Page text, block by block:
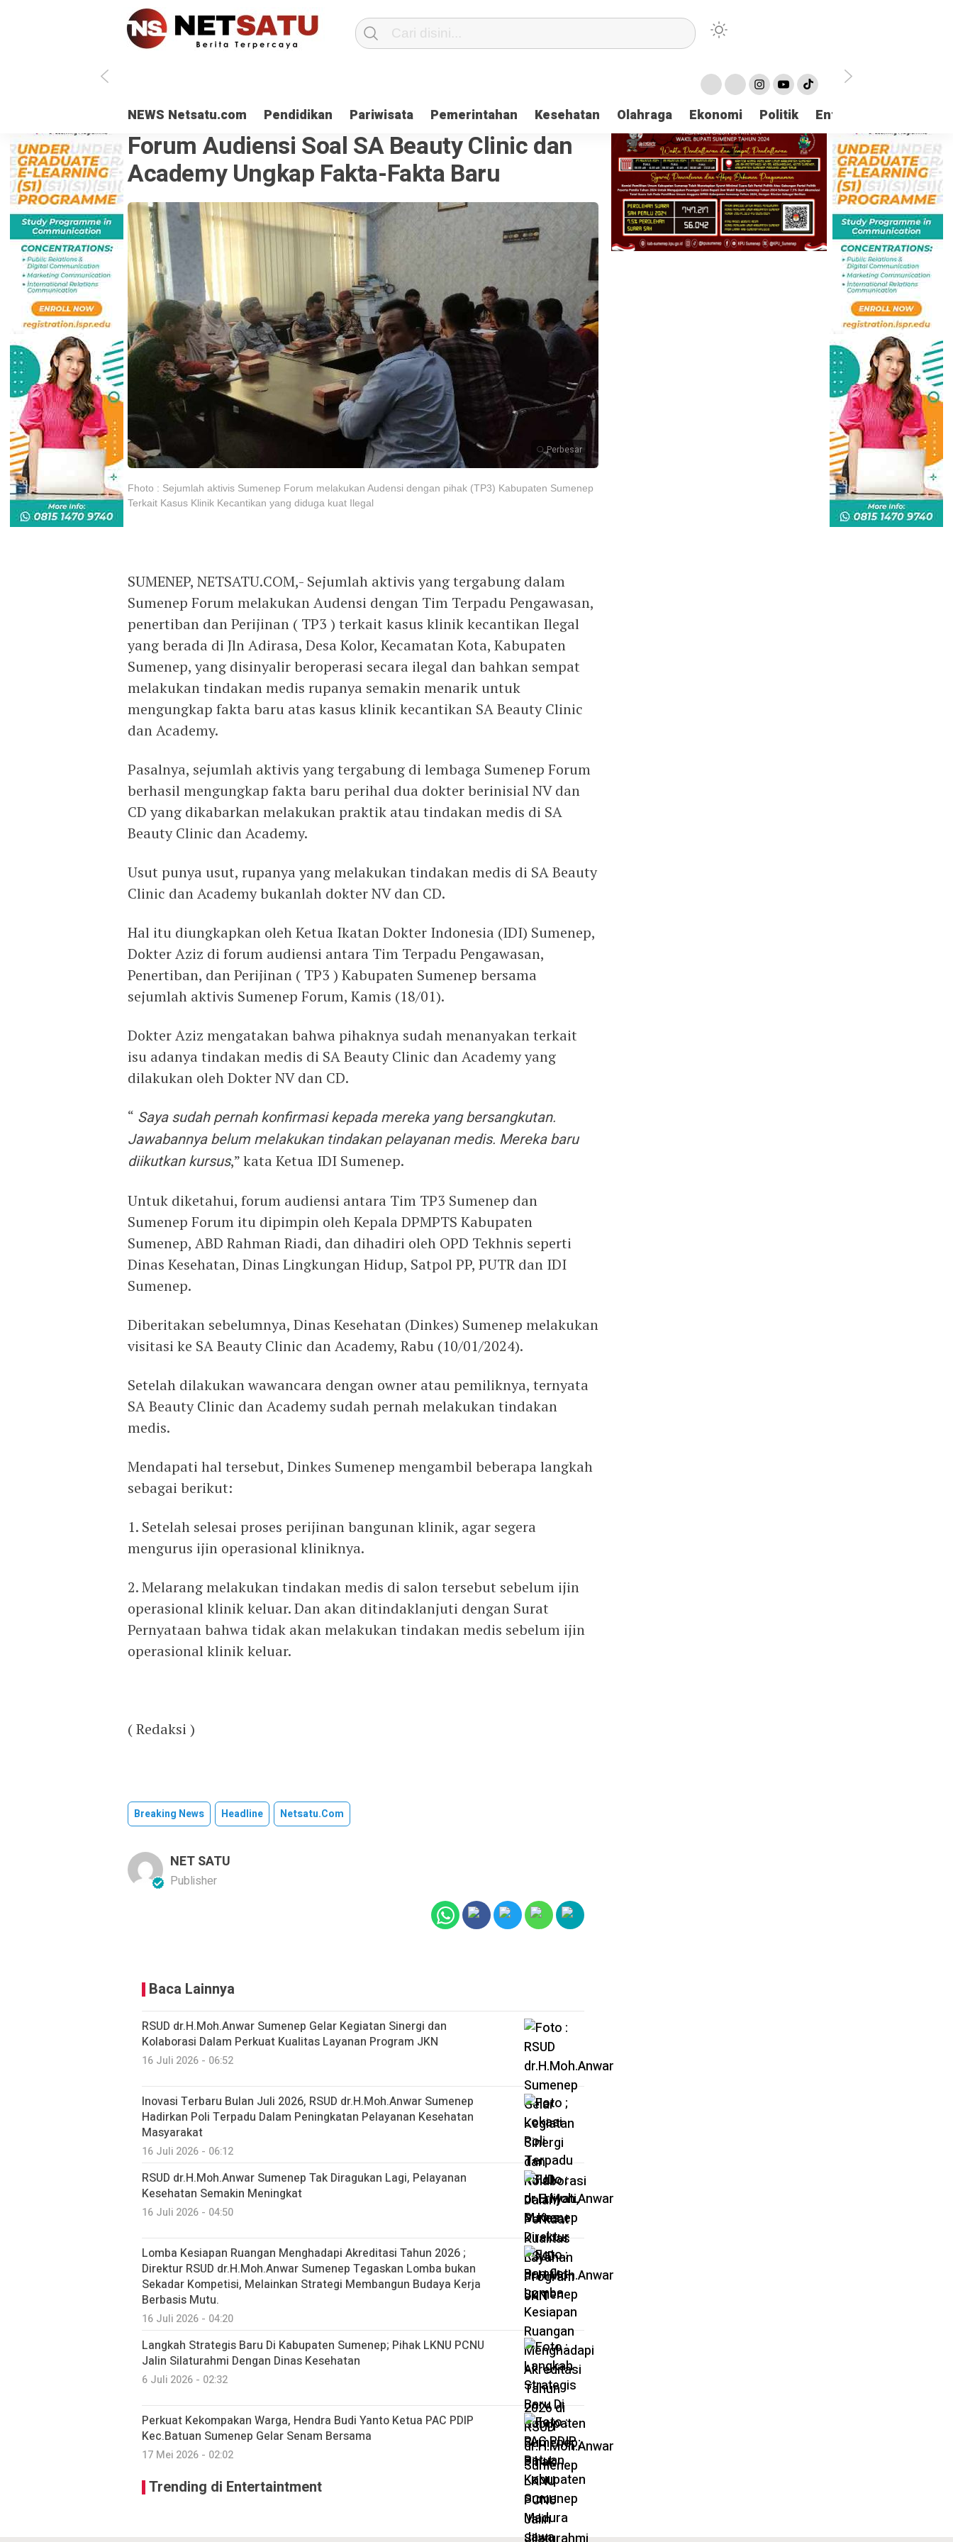
NEWS Netsatu.com Pendidikan Pariwisata Pemerintahan Kesehatan Olahraga Ekonomi Politik Entertaintment
KESEHATAN· 18 Jan 2024
Forum Audiensi Soal SA Beauty Clinic dan
Academy Ungkap Fakta-Fakta Baru
Perbesar
Fhoto : Sejumlah aktivis Sumenep Forum melakukan Audensi dengan pihak (TP3) Kabupaten Sumenep
Terkait Kasus Klinik Kecantikan yang diduga kuat Ilegal
SUMENEP, NETSATU.COM,- Sejumlah aktivis yang tergabung dalam
Sumenep Forum melakukan Audensi dengan Tim Terpadu Pengawasan,
penertiban dan Perijinan ( TP3 ) terkait kasus klinik kecantikan Ilegal
yang berada di Jln Adirasa, Desa Kolor, Kecamatan Kota, Kabupaten
Sumenep, yang disinyalir beroperasi secara ilegal dan bahkan sempat
melakukan tindakan medis rupanya semakin menarik untuk
mengungkap fakta baru atas kasus klinik kecantikan SA Beauty Clinic
dan Academy.
Pasalnya, sejumlah aktivis yang tergabung di lembaga Sumenep Forum
berhasil mengungkap fakta baru perihal dua dokter berinisial NV dan
CD yang dikabarkan melakukan praktik atau tindakan medis di SA
Beauty Clinic dan Academy.
Usut punya usut, rupanya yang melakukan tindakan medis di SA Beauty
Clinic dan Academy bukanlah dokter NV dan CD.
Hal itu diungkapkan oleh Ketua Ikatan Dokter Indonesia (IDI) Sumenep,
Dokter Aziz di forum audiensi antara Tim Terpadu Pengawasan,
Penertiban, dan Perijinan ( TP3 ) Kabupaten Sumenep bersama
sejumlah aktivis Sumenep Forum, Kamis (18/01).
Dokter Aziz mengatakan bahwa pihaknya sudah menanyakan terkait
isu adanya tindakan medis di SA Beauty Clinic dan Academy yang
dilakukan oleh Dokter NV dan CD.
“ Saya sudah pernah konfirmasi kepada mereka yang bersangkutan.
Jawabannya belum melakukan tindakan pelayanan medis. Mereka baru
diikutkan kursus,” kata Ketua IDI Sumenep.
Untuk diketahui, forum audiensi antara Tim TP3 Sumenep dan
Sumenep Forum itu dipimpin oleh Kepala DPMPTS Kabupaten
Sumenep, ABD Rahman Riadi, dan dihadiri oleh OPD Tekhnis seperti
Dinas Kesehatan, Dinas Lingkungan Hidup, Satpol PP, PUTR dan IDI
Sumenep.
Diberitakan sebelumnya, Dinas Kesehatan (Dinkes) Sumenep melakukan
visitasi ke SA Beauty Clinic dan Academy, Rabu (10/01/2024).
Setelah dilakukan wawancara dengan owner atau pemiliknya, ternyata
SA Beauty Clinic dan Academy sudah pernah melakukan tindakan
medis.
Mendapati hal tersebut, Dinkes Sumenep mengambil beberapa langkah
sebagai berikut:
1. Setelah selesai proses perijinan bangunan klinik, agar segera
mengurus ijin operasional kliniknya.
2. Melarang melakukan tindakan medis di salon tersebut sebelum ijin
operasional klinik keluar. Dan akan ditindaklanjuti dengan Surat
Pernyataan bahwa tidak akan melakukan tindakan medis sebelum ijin
operasional klinik keluar.
( Redaksi )
Breaking News Headline Netsatu.com
NET SATU
Publisher
Baca Lainnya
RSUD dr.H.Moh.Anwar Sumenep Gelar Kegiatan Sinergi dan
Kolaborasi Dalam Perkuat Kualitas Layanan Program JKN
16 Juli 2026 - 06:52
Inovasi Terbaru Bulan Juli 2026, RSUD dr.H.Moh.Anwar Sumenep
Hadirkan Poli Terpadu Dalam Peningkatan Pelayanan Kesehatan
Masyarakat
16 Juli 2026 - 06:12
RSUD dr.H.Moh.Anwar Sumenep Tak Diragukan Lagi, Pelayanan
Kesehatan Semakin Meningkat
16 Juli 2026 - 04:50
Lomba Kesiapan Ruangan Menghadapi Akreditasi Tahun 2026 ;
Direktur RSUD dr.H.Moh.Anwar Sumenep Tegaskan Lomba bukan
Sekadar Kompetisi, Melainkan Strategi Membangun Budaya Kerja
Berbasis Mutu.
16 Juli 2026 - 04:20
Langkah Strategis Baru Di Kabupaten Sumenep; Pihak LKNU PCNU
Jalin Silaturahmi Dengan Dinas Kesehatan
6 Juli 2026 - 02:32
Perkuat Kekompakan Warga, Hendra Budi Yanto Ketua PAC PDIP
Kec.Batuan Sumenep Gelar Senam Bersama
17 Mei 2026 - 02:02
Trending di Entertaintment